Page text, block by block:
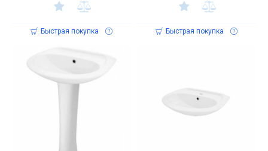
Быстрая покупка Быстрая покупка